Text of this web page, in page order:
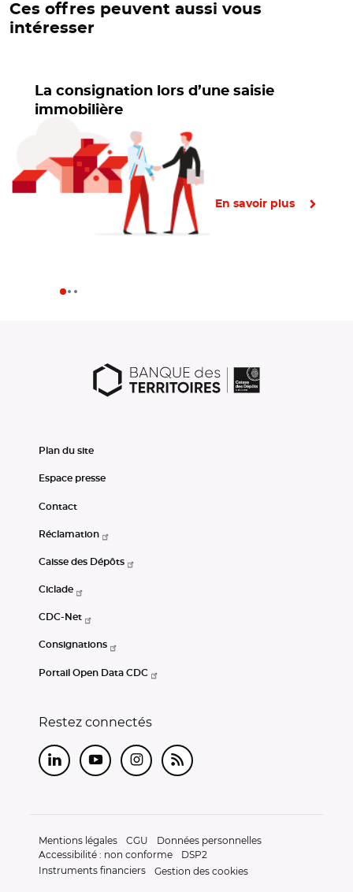
Ces offres peuvent aussi vous
intéresser
La consignation lors d’une saisie
immobilière
En savoir plus
Plan du site
Espace presse
Contact
Réclamation
Caisse des Dépôts
Ciclade
CDC-Net
Consignations
Portail Open Data CDC
Restez connectés
LinkedInYoutubeInstagram
RSS
Mentions légales CGU
Données personnelles
Accessibilité : non conforme
DSP2
Instruments financiers
Gestion des cookies